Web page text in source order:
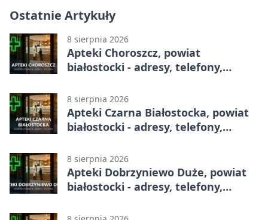
Ostatnie Artykuły
8 sierpnia 2026
Apteki Choroszcz, powiat
białostocki - adresy, telefony,
8 sierpnia 2026
Apteki Czarna Białostocka, powiat
białostocki - adresy, telefony,
8 sierpnia 2026
Apteki Dobrzyniewo Duże, powiat
białostocki - adresy, telefony,